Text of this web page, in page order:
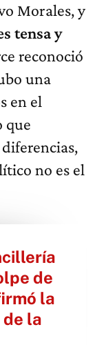
Morales, y
tensa y
reconoció
una
en el
que
no es el
de
la
la